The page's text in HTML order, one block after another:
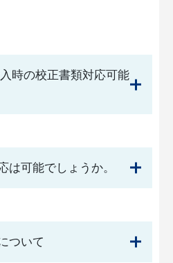
時の校正書類対応可能
は可能でしょうか。
ついて